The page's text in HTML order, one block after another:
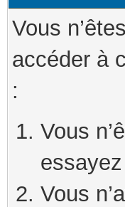
Vous
accéder à
:
Vous
Vous